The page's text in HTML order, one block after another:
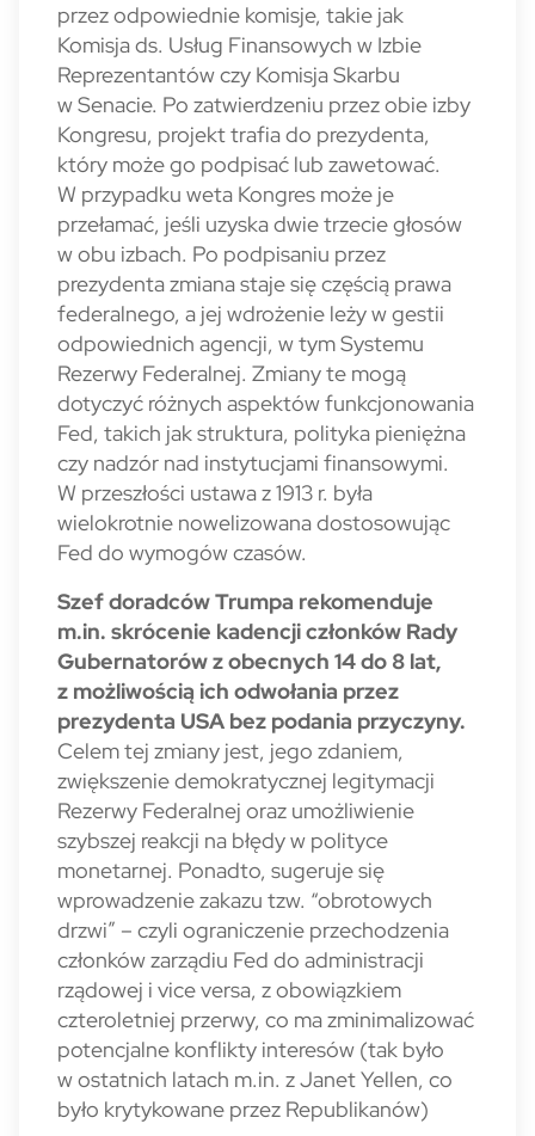
przez odpowiednie komisje, takie jak
Komisja ds. Usług Finansowych w Izbie
Reprezentantów czy Komisja Skarbu
w Senacie. Po zatwierdzeniu przez obie izby
Kongresu, projekt trafia do prezydenta,
który może go podpisać lub zawetować.
W przypadku weta Kongres może je
przełamać, jeśli uzyska dwie trzecie głosów
w obu izbach. Po podpisaniu przez
prezydenta zmiana staje się częścią prawa
federalnego, a jej wdrożenie leży w gestii
odpowiednich agencji, w tym Systemu
Rezerwy Federalnej. Zmiany te mogą
dotyczyć różnych aspektów funkcjonowania
Fed, takich jak struktura, polityka pieniężna
czy nadzór nad instytucjami finansowymi.
W przeszłości ustawa z 1913 r. była
wielokrotnie nowelizowana dostosowując
Fed do wymogów czasów.
Szef doradców Trumpa rekomenduje
m.in. skrócenie kadencji członków Rady
Gubernatorów z obecnych 14 do 8 lat,
z możliwością ich odwołania przez
prezydenta USA bez podania przyczyny.
Celem tej zmiany jest, jego zdaniem,
zwiększenie demokratycznej legitymacji
Rezerwy Federalnej oraz umożliwienie
szybszej reakcji na błędy w polityce
monetarnej. Ponadto, sugeruje się
wprowadzenie zakazu tzw. “obrotowych
drzwi” – czyli ograniczenie przechodzenia
członków zarządiu Fed do administracji
rządowej i vice versa, z obowiązkiem
czteroletniej przerwy, co ma zminimalizować
potencjalne konflikty interesów (tak było
w ostatnich latach m.in. z Janet Yellen, co
było krytykowane przez Republikanów)